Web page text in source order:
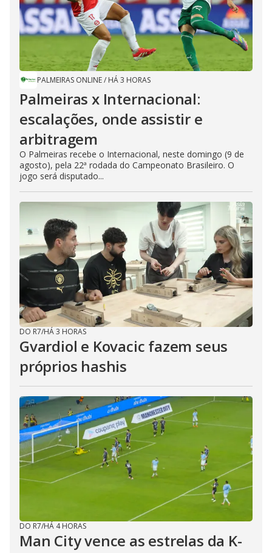
PALMEIRAS ONLINE/ HÁ 3 HORAS
Palmeiras x Internacional:
escalações, onde assistir e
arbitragem
O Palmeiras recebe o Internacional, neste domingo (9 de
agosto), pela 22ª rodada do Campeonato Brasileiro. O
jogo será disputado...
DO R7/HÁ 3 HORAS
Gvardiol e Kovacic fazem seus
próprios hashis
DO R7/HÁ 4 HORAS
Man City vence as estrelas da K-